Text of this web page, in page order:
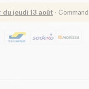
du jeudi 13 août ·